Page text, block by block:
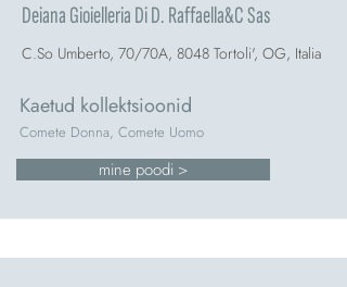
Deiana Gioielleria Di D. Raffaella&C Sas
C.So Umberto, 70/70A, 8048 Tortoli', OG, Italia
Kaetud kollektsioonid
Comete Donna, Comete Uomo
mine poodi >